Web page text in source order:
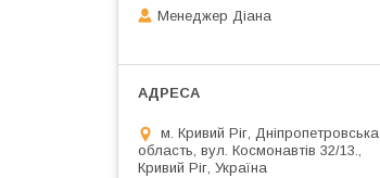
Менеджер Діана
м. Кривий Ріг, Дніпропетровська
область, вул. Космонавтів 32/13.,
Кривий Ріг, Україна